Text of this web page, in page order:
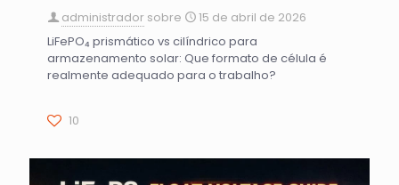
administrador sobre
15 de abril de 2026
LiFePO₄ prismático vs cilíndrico para
armazenamento solar: Que formato de célula é
realmente adequado para o trabalho?
10